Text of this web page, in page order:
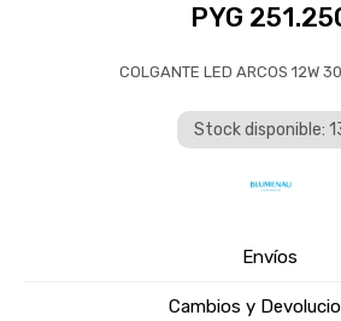
PYG
COLGANTE LED ARCOS 12W
Stock disponible:
Envíos
Cambios y